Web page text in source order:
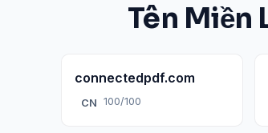
Tên Miền
connectedpdf.com
CN 100/100